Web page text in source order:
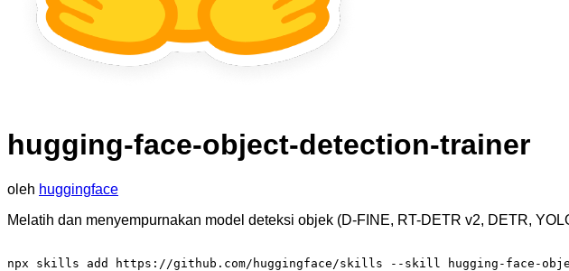
hugging-face-object-detection-trainer
oleh huggingface
Melatih dan menyempurnakan model deteksi objek (D-FINE, RT-DETR v2, DETR,
npx skills add https://github.com/huggingface/skills --skill hugging-face-